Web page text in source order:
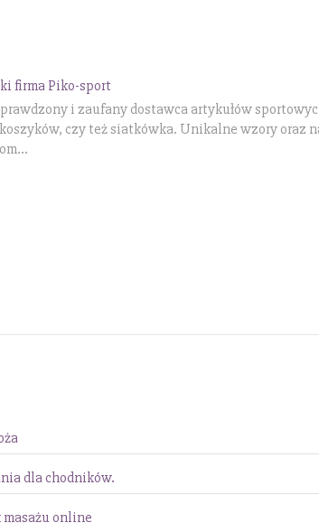
firma Piko-sport
i zaufany dostawca artykułów
czy też siatkówka. Unikalne wzory oraz
dla chodników.
masażu online